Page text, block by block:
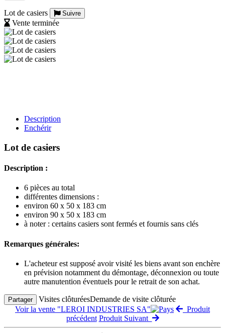
Lot de casiers
Suivre
Vente terminée
Description
Enchérir
Lot de casiers
Description :
6 pièces au total
différentes dimensions :
environ 60 x 50 x 183 cm
environ 90 x 50 x 183 cm
à noter : certains casiers sont fermés et fournis sans clés
Remarques générales:
L'acheteur est supposé avoir visité les biens avant son enchère
en prévision notamment du démontage, déconnexion ou toute
autre manutention éventuels pour le retrait de son achat.
Partager Visites clôturéesDemande de visite clôturée
Voir la vente "LEROI INDUSTRIES SA"
Produit
précédent Produit Suivant